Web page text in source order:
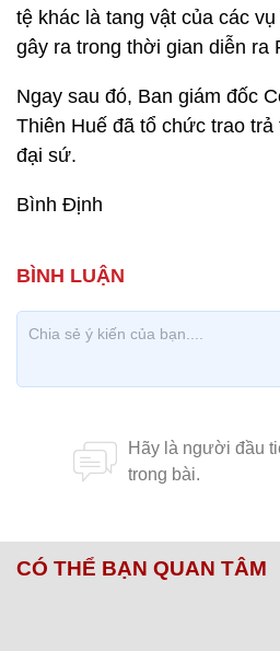
tệ khác là tang vật của các
gây ra trong thời gian diễn ra
Ngay sau đó, Ban giám đốc
Thiên Huế đã tổ chức trao trả
đại sứ.
Bình Định
CÓ THỂ BẠN QUAN TÂM